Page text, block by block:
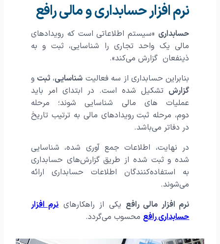
نرم افزار حسابداری و مالی رافع
حسابداری «سیستم اطلاعاتی است که رویدادهای
مالی یک واحد تجاری را شناسایی، ثبت و به
ذینفعان گزارش می‌کند».
بنابراین حسابداری از سه فعالیت شناسایی، ثبت و
گزارش تشکیل شده است. در ابتدای امر باید
عملیات های مالی شناسایی شوند؛ مرحله
دوم، مرحله ثبت رویدادهای مالی به ترتیب تاریخ
در دفاتر می‌باشد.
در نهایت، اطلاعات جمع آوری شده، شناسایی
شده و ثبت شده از طریق گزارش‌های حسابداری
به استفاده‌کنندگان اطلاعات حسابداری ارائه
می‌شوند.
نرم افزار مالی رافع یکی از راهکارهاینرم افزار
حسابداری رافع محسوب می‌گردد.